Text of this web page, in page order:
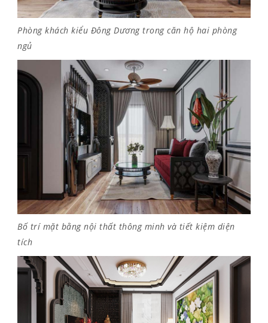
Phòng khách kiểu Đông Dương trong căn hộ hai phòng
ngủ
Bố trí mặt bằng nội thất thông minh và tiết kiệm diện
tích